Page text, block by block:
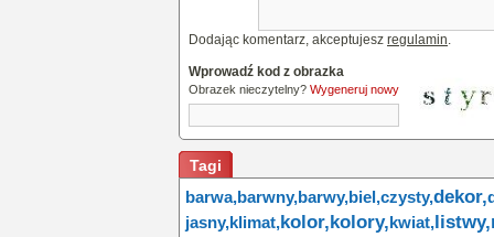
Dodając komentarz, akceptujesz regulamin.
Wprowadź kod z obrazka
Obrazek nieczytelny? Wygeneruj nowy
Tagi
barwa,barwny,barwy,biel,czysty,dekor,
jasny,klimat,kolor, kolory,kwiat, listwy,